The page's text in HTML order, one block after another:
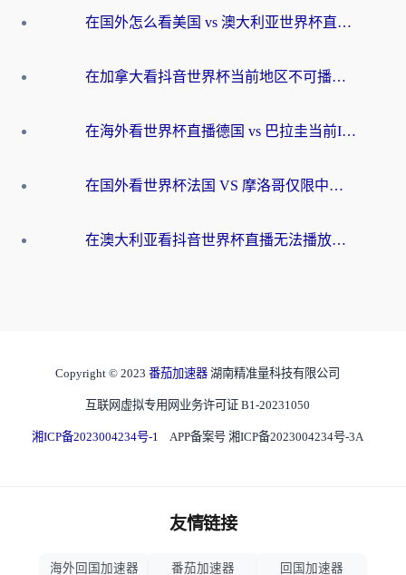
在国外怎么看美国 vs 澳大利亚世界杯直播？海外党必藏的中文解说观赛指南
在加拿大看抖音世界杯当前地区不可播放？海外党体育观赛终极指南
在海外看世界杯直播德国 vs 巴拉圭当前IP受限制？这篇指南帮你轻松解决地区限制
在国外看世界杯法国 VS 摩洛哥仅限中国大陆？别让地域限制拦下你的欢呼
在澳大利亚看抖音世界杯直播无法播放？海外党体育观赛终极指南来了！
Copyright © 2023 番茄加速器 湖南精准量科技有限公司
互联网虚拟专用网业务许可证 B1-20231050
湘ICP备2023004234号-1 APP备案号 湘ICP备2023004234号-3A
友情链接
海外回国加速器 番茄加速器 回国加速器